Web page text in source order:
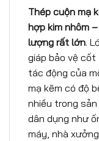
Thép cuộn mạ k
hợp kim nhôm –
lượng rất lớn.
giáp bảo vệ cốt
tác động của
mạ kẽm có độ
nhiều trong
dân dụng như
máy, nhà